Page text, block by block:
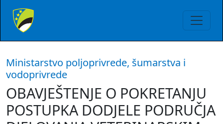
Ministarstvo poljoprivrede, šumarstva i
vodoprivrede
OBAVJEŠTENJE O POKRETANJU
POSTUPKA DODJELE PODRUČJA